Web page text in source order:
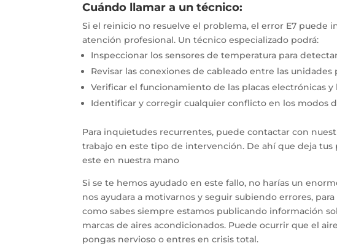
Cuándo llamar a un técnico:
Si el reinicio no resuelve el problema, el error E7 puede
atención profesional. Un técnico especializado podrá:
Inspeccionar los sensores de temperatura para
Revisar las conexiones de cableado entre las
Verificar el funcionamiento de las placas electrónicas
Identificar y corregir cualquier conflicto en los modos
Para inquietudes recurrentes, puede contactar con
trabajo en este tipo de intervención. De ahí que deja
este en nuestra mano
Si se te hemos ayudado en este fallo, no harías un
nos ayudara a motivarnos y seguir subiendo errores,
como sabes siempre estamos publicando información
marcas de aires acondicionados. Puede ocurrir que el
pongas nervioso o entres en crisis total.